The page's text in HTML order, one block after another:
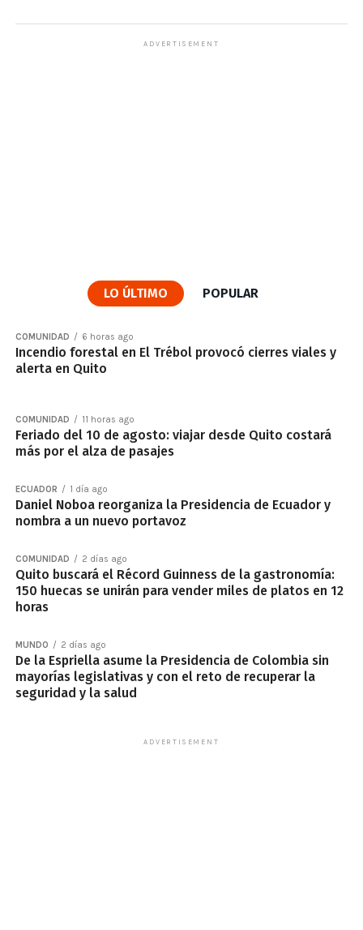
ADVERTISEMENT
LO ÚLTIMO POPULAR
COMUNIDAD 6 horas ago
Incendio forestal en El Trébol provocó cierres viales y
alerta en Quito
COMUNIDAD 11 horas ago
Feriado del 10 de agosto: viajar desde Quito costará
más por el alza de pasajes
ECUADOR 1 día ago
Daniel Noboa reorganiza la Presidencia de Ecuador y
nombra a un nuevo portavoz
COMUNIDAD 2 días ago
Quito buscará el Récord Guinness de la gastronomía:
150 huecas se unirán para vender miles de platos en 12
horas
MUNDO 2 días ago
De la Espriella asume la Presidencia de Colombia sin
mayorías legislativas y con el reto de recuperar la
seguridad y la salud
ADVERTISEMENT